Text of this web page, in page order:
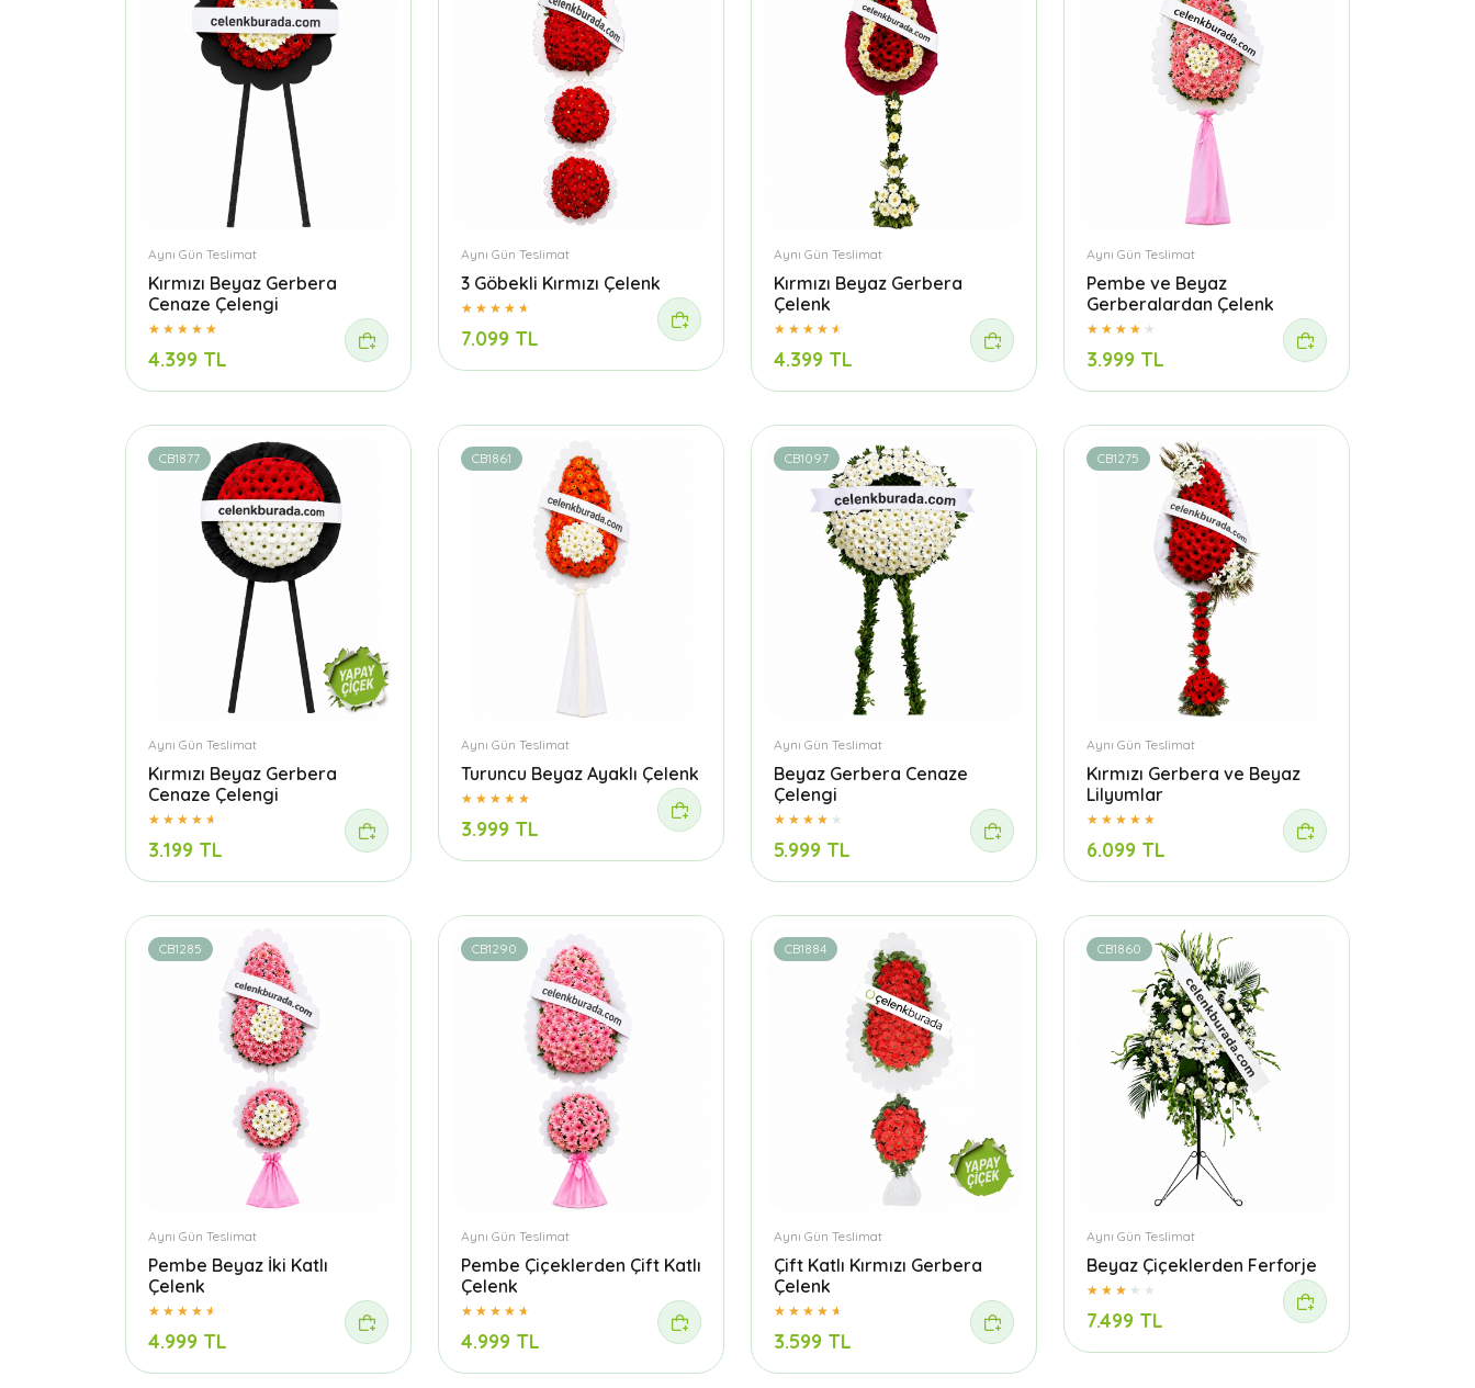
Aynı Gün Teslimat
Kırmızı Beyaz Gerbera
Cenaze Çelengi
4.399 TL
Aynı Gün Teslimat
3 Göbekli Kırmızı Çelenk
7.099 TL
Aynı Gün Teslimat
Kırmızı Beyaz Gerbera
Çelenk
4.399 TL
Aynı Gün Teslimat
Pembe ve Beyaz
Gerberalardan Çelenk
3.999 TL
CB1877
Aynı Gün Teslimat
Kırmızı Beyaz Gerbera
Cenaze Çelengi
3.199 TL
CB1861
Aynı Gün Teslimat
Turuncu Beyaz Ayaklı Çelenk
3.999 TL
CB1097
Aynı Gün Teslimat
Beyaz Gerbera Cenaze
Çelengi
5.999 TL
CB1275
Aynı Gün Teslimat
Kırmızı Gerbera ve Beyaz
Lilyumlar
6.099 TL
CB1285
Aynı Gün Teslimat
Pembe Beyaz İki Katlı
Çelenk
4.999 TL
CB1290
Aynı Gün Teslimat
Pembe Çiçeklerden Çift Katlı
Çelenk
4.999 TL
CB1884
Aynı Gün Teslimat
Çift Katlı Kırmızı Gerbera
Çelenk
3.599 TL
CB1860
Aynı Gün Teslimat
Beyaz Çiçeklerden Ferforje
7.499 TL